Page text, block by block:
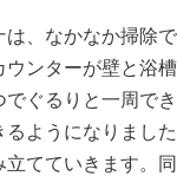
、なかなか掃除
ンターが壁と浴
でぐるりと一周で
ようになりまし
てていきます。